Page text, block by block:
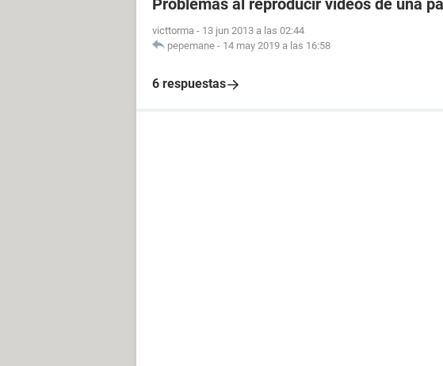
Problemas al reproducir videos de una
victtorma - 13 jun 2013 a las 02:44
pepemane - 14 may 2019 a las 16:58
6 respuestas